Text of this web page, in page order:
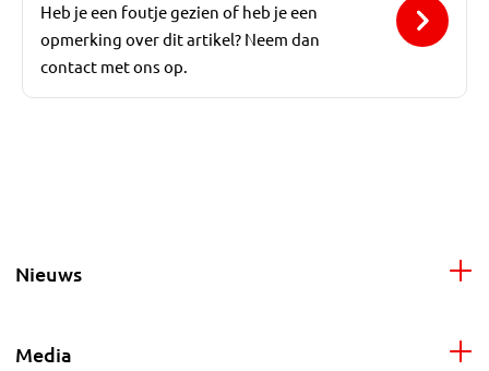
Heb je een foutje gezien of heb je een
opmerking over dit artikel? Neem dan
contact met ons op.
Nieuws
Media